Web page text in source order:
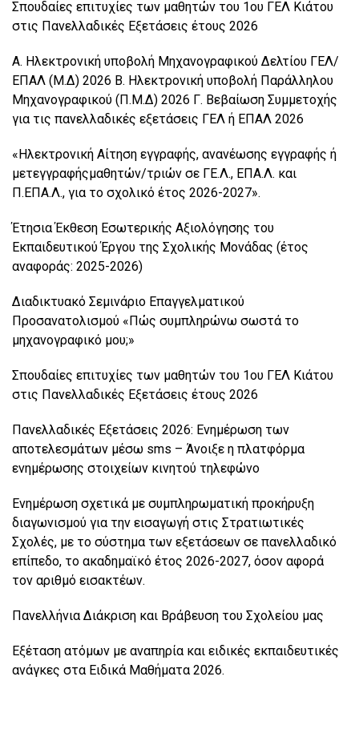
Σπουδαίες επιτυχίες των μαθητών του 1ου ΓΕΛ Κιάτου
στις Πανελλαδικές Εξετάσεις έτους 2026
Α. Ηλεκτρονική υποβολή Μηχανογραφικού Δελτίου ΓΕΛ/
ΕΠΑΛ (Μ.Δ) 2026 Β. Ηλεκτρονική υποβολή Παράλληλου
Μηχανογραφικού (Π.Μ.Δ) 2026 Γ. Βεβαίωση Συμμετοχής
για τις πανελλαδικές εξετάσεις ΓΕΛ ή ΕΠΑΛ 2026
«Ηλεκτρονική Αίτηση εγγραφής, ανανέωσης εγγραφής ή
μετεγγραφήςμαθητών/τριών σε ΓΕ.Λ., ΕΠΑ.Λ. και
Π.ΕΠΑ.Λ., για το σχολικό έτος 2026-2027».
Έτησια Έκθεση Εσωτερικής Αξιολόγησης του
Εκπαιδευτικού Έργου της Σχολικής Μονάδας (έτος
αναφοράς: 2025-2026)
Διαδικτυακό Σεμινάριο Επαγγελματικού
Προσανατολισμού «Πώς συμπληρώνω σωστά το
μηχανογραφικό μου;»
Σπουδαίες επιτυχίες των μαθητών του 1ου ΓΕΛ Κιάτου
στις Πανελλαδικές Εξετάσεις έτους 2026
Πανελλαδικές Εξετάσεις 2026: Ενημέρωση των
αποτελεσμάτων μέσω sms – Άνοιξε η πλατφόρμα
ενημέρωσης στοιχείων κινητού τηλεφώνο
Ενημέρωση σχετικά με συμπληρωματική προκήρυξη
διαγωνισμού για την εισαγωγή στις Στρατιωτικές
Σχολές, με το σύστημα των εξετάσεων σε πανελλαδικό
επίπεδο, το ακαδημαϊκό έτος 2026-2027, όσον αφορά
τον αριθμό εισακτέων.
Πανελλήνια Διάκριση και Βράβευση του Σχολείου μας
Εξέταση ατόμων με αναπηρία και ειδικές εκπαιδευτικές
ανάγκες στα Ειδικά Μαθήματα 2026.